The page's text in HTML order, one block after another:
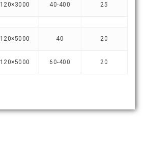
120×3000 40-400 25
120×5000 40 20
120×5000 60-400 20